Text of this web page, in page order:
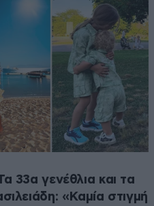
33α γενέθλια και τα
«Καμία στιγμή